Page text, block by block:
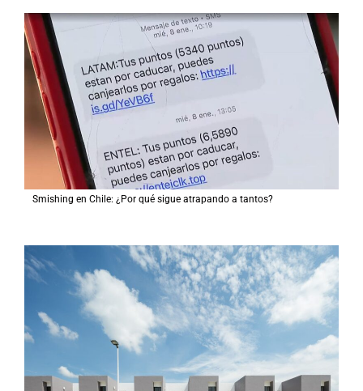
Smishing en Chile: ¿Por qué sigue atrapando a tantos?